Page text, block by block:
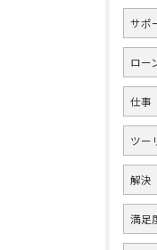
サポ
ロー
仕事
ツー
解決
満足